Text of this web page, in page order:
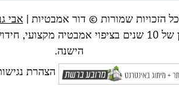
כל הזכויות שמורות © דור אמבטיות | אבי
דור אמבטיה בהנהלת אבי עם ניסיון של 10 שנים
הישנה.
הצהרת